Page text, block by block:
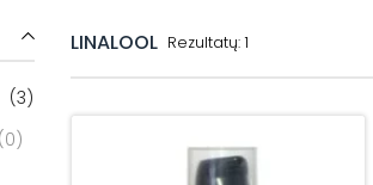
3
0
LINALOOL Rezultatų: 1